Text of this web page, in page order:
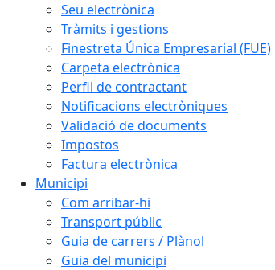
Seu electrònica
Tràmits i gestions
Finestreta Única Empresarial (FUE)
Carpeta electrònica
Perfil de contractant
Notificacions electròniques
Validació de documents
Impostos
Factura electrònica
Municipi
Com arribar-hi
Transport públic
Guia de carrers / Plànol
Guia del municipi